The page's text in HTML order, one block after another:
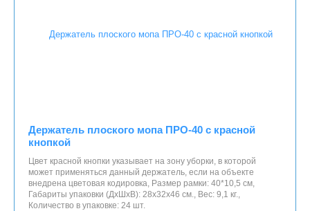
Держатель плоского мопа ПРО-40 c красной
кнопкой
​Цвет красной кнопки указывает на зону уборки, в которой
может применяться данный держатель, если на объекте
внедрена цветовая кодировка, Размер рамки: 40*10,5 см,
Габариты упаковки (ДхШхВ): 28х32х46 см., Вес: 9,1 кг.,
Количество в упаковке: 24 шт.